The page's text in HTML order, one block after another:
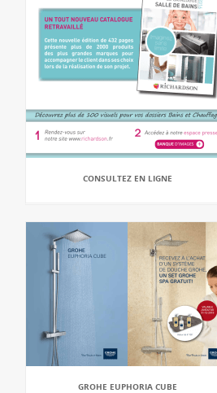
CONSULTEZ EN LIGNE
GROHE EUPHORIA CUBE